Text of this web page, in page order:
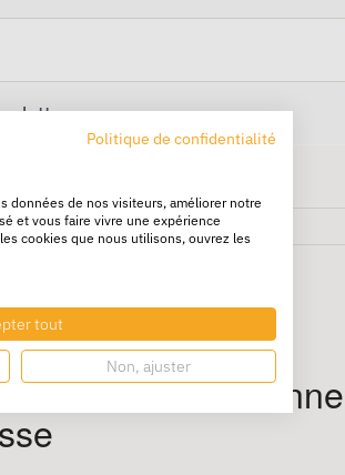
Double
Politique de confidentialité
données de nos visiteurs, améliorer notre
et vous faire vivre une expérience
cookies que nous utilisons, ouvrez les
tout
Non, ajuster